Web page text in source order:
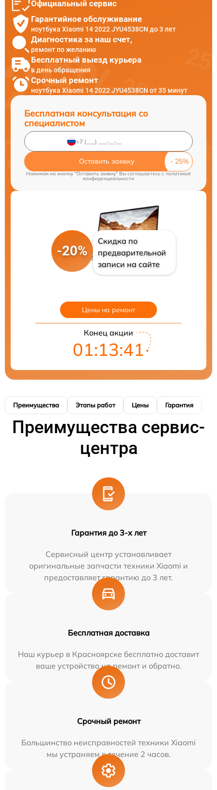
Официальный сервис
Гарантийное обслуживание
ноутбука Xiaomi 14 2022 JYU4538CN до 3 лет
Диагностика за наш счет,
ремонт по желанию
Бесплатный выезд курьера
в день обращения
Срочный ремонт
ноутбука Xiaomi 14 2022 JYU4538CN от 35 минут
Бесплатная консультация со
специалистом
Оставить заявку
Нажимая на кнопку "Оставить заявку" Вы соглашаетесь cполитикой
конфиденциальности
-20%
Скидка по
предварительной
записи на сайте
Цены на ремонт
Конец акции
01:13:39
Преимущества Этапы работ Цены Гарантия
Преимущества сервис-
центра
Гарантия до 3-х лет
Сервисный центр устанавливает
оригинальные запчасти техники Xiaomi и
предоставляет гарантию до 3 лет.
Бесплатная доставка
Наш курьер в Красноярске бесплатно доставит
ваше устройство на ремонт и обратно.
Срочный ремонт
Большинство неисправностей техники Xiaomi
мы устраняем в течение 2 часов.